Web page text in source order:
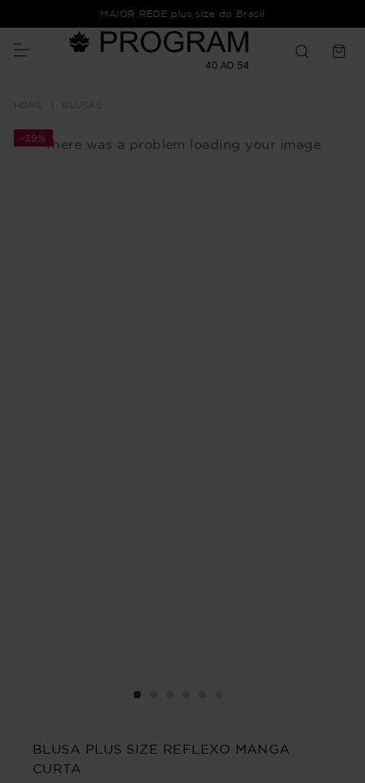
MAIOR REDE plus size do Brasil
BLUSAS
There was a problem loading your image
-39%
BLUSA PLUS SIZE REFLEXO MANGA
CURTA